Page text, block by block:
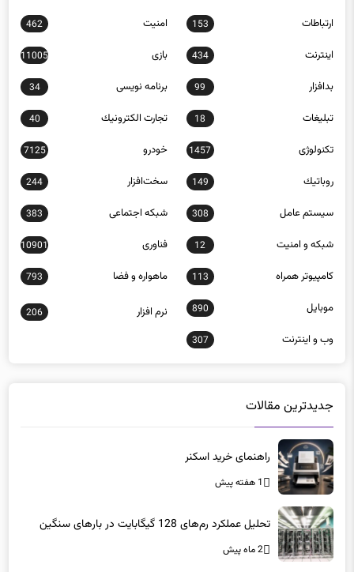
ارتباطات 153 امنيت 462
اينترنت 434 بازی 11005
بدافزار 99 برنامه نويسی 34
تبلیغات 18 تجارت الكترونيك 40
تکنولوژی 1457 خودرو 7125
روباتيك 149 سخت‌افزار 244
سيستم عامل 308 شبكه اجتماعی 383
شبكه و امنيت 12 فناوری 10901
كامپيوتر همراه 113 ماهواره و فضا 793
موبايل 890 نرم افزار 206
وب و اينترنت 307
جدیدترین مقالات
راهنمای خرید اسکنر
1 هفته پیش
تحلیل عملکرد رم‌های 128 گیگابایت در بارهای سنگین
2 ماه پیش